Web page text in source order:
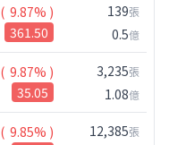
( 9.87% )
361.50
139張
0.5億
( 9.87% )
35.05
3,235張
1.08億
( 9.85% ) 12,385張